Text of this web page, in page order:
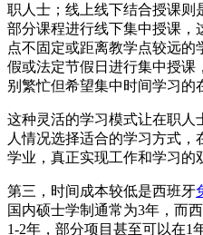
职人士；线上线下结合授课则
部分课程进行线下集中授课，
点不固定或距离教学点较远
假或法定节假日进行集中授课
别繁忙但希望集中时间学习的
这种灵活的学习模式让在职人
人情况选择适合的学习方式
学业，真正实现工作和学习的
第三，时间成本较低是西班牙
国内硕士学制通常为3年，而
1-2年，部分项目甚至可以在1